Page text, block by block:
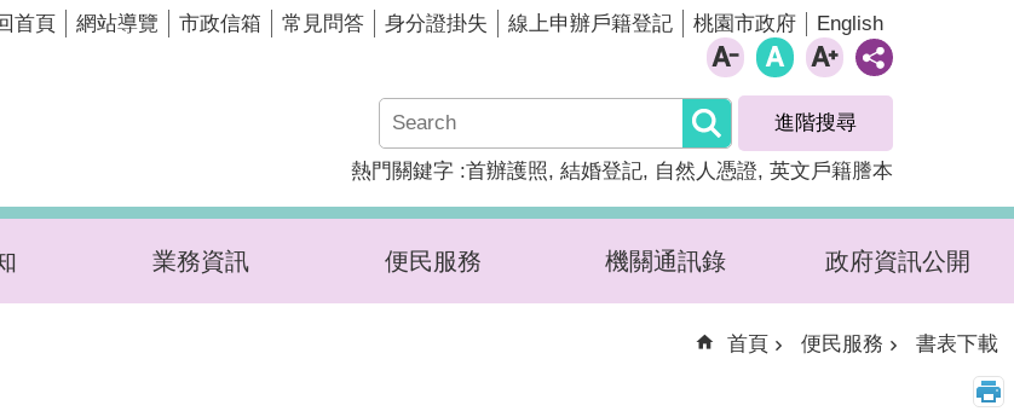
首頁 網站導覽 市政信箱 常見問答 身分證掛失 線上申辦戶籍登記 桃園市政府 English
進階搜尋
熱門關鍵字 首辦護照 結婚登記 自然人憑證 英文戶籍謄本
業務資訊 便民服務 機關通訊錄 政府資訊公開
首頁 便民服務 書表下載